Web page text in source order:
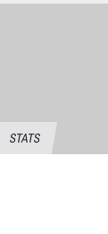
STATS